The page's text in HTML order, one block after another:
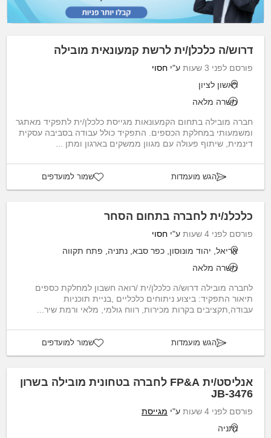
דרוש/ה כלכלן/ית לרשת קמעונאית מובילה
פורסם לפני 3 שעות ע"י חסוי
ראשון לציון
משרה מלאה
חברה מובילה בתחום הקמעונאות מגייסת כלכלן/ית לתפקיד מאתגר
ומשמעותי במחלקת הכספים. התפקיד כולל עבודה בסביבה עסקית
דינמית, שיתוף פעולה עם מגוון ממשקים בארגון ומתן ...
הגש מועמדות שמור למועדפים
כלכלנ/ית לחברה בתחום הסחר
פורסם לפני 4 שעות ע"י חסוי
אריאל, יהוד מונוסון, כפר סבא, נתניה, פתח תקווה
משרה מלאה
לחברה מובילה דרוש/ה כלכלן/ית /רואה חשבון למחלקת כספים
תיאור התפקיד: ביצוע ניתוחים כלכליים ,בניית תוכניות
עבודה,תקציבים בקרות מכירות, רווח גולמי, מלאי ורמת שיר...
הגש מועמדות שמור למועדפים
אנליסט/ית FP&A לחברה בטחונית מובילה בשרון
JB-3476
פורסם לפני 4 שעות ע"י מגייסת
נתניה